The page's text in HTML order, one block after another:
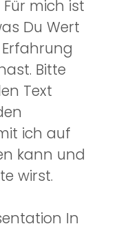
mich ist
Du Wert
Bitte
Text
ich auf
kann und
wirst.